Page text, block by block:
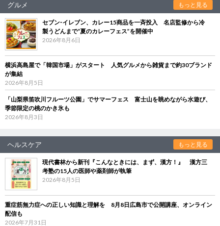
グルメ もっと見る
セブン‐イレブン、カレー15商品を一斉投入 名店監修から冷
製うどんまで“夏のカレーフェス”を開催中
2026年8月6日
横浜高島屋で「韓国市場」がスタート 人気グルメから雑貨まで約30ブランド
が集結
2026年8月5日
「山梨県笛吹川フルーツ公園」でサマーフェス 富士山を眺めながら水遊び、
季節限定の桃のかき氷も
2026年8月3日
ヘルスケア もっと見る
現代書林から新刊『こんなときには、まず、漢方！』 漢方三
考塾の15人の医師や薬剤師が執筆
2026年8月5日
重症筋無力症への正しい知識と理解を 8月8日広島市で公開講座、オンライン
配信も
2026年7月31日